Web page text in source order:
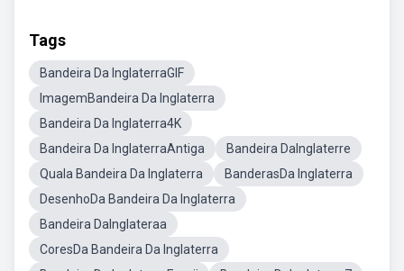
Tags
Bandeira Da InglaterraGIF
ImagemBandeira Da Inglaterra
Bandeira Da Inglaterra4K
Bandeira Da InglaterraAntiga
Bandeira DaInglaterre
Quala Bandeira Da Inglaterra
BanderasDa Inglaterra
DesenhoDa Bandeira Da Inglaterra
Bandeira DaInglateraa
CoresDa Bandeira Da Inglaterra